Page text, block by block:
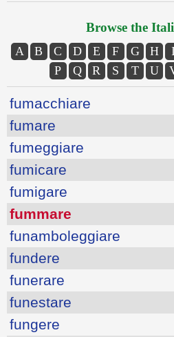
Browse the
A B C D E F G H
P
Q R S T U
fumacchiare
fumare
fumeggiare
fumicare
fumigare
fummare
funamboleggiare
fundere
funerare
funestare
fungere